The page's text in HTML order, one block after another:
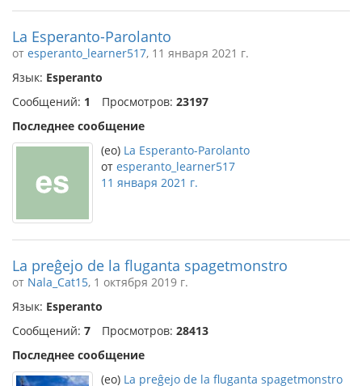
La Esperanto-Parolanto
от esperanto_learner517, 11 января 2021 г.
Язык: Esperanto
Сообщений: 1 Просмотров: 23197
Последнее сообщение
(eo) La Esperanto-Parolanto
от esperanto_learner517
11 января 2021 г.
La preĝejo de la fluganta spagetmonstro
от Nala_Cat15, 1 октября 2019 г.
Язык: Esperanto
Сообщений: 7 Просмотров: 28413
Последнее сообщение
(eo) La preĝejo de la fluganta spagetmonstro